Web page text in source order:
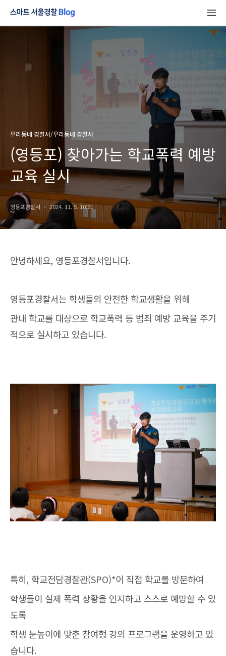
우리동네 경찰서/우리동네 경찰서
(영등포) 찾아가는 학교폭력 예방
교육 실시
영등포경찰서 2024. 11. 5. 10:21
안녕하세요, 영등포경찰서입니다.
영등포경찰서는 학생들의 안전한 학교생활을 위해
관내 학교를 대상으로 학교폭력 등 범죄 예방 교육을 주기
적으로 실시하고 있습니다.
특히, 학교전담경찰관(SPO)*이 직접 학교를 방문하여
학생들이 실제 폭력 상황을 인지하고 스스로 예방할 수 있
도록
학생 눈높이에 맞춘 참여형 강의 프로그램을 운영하고 있
습니다.